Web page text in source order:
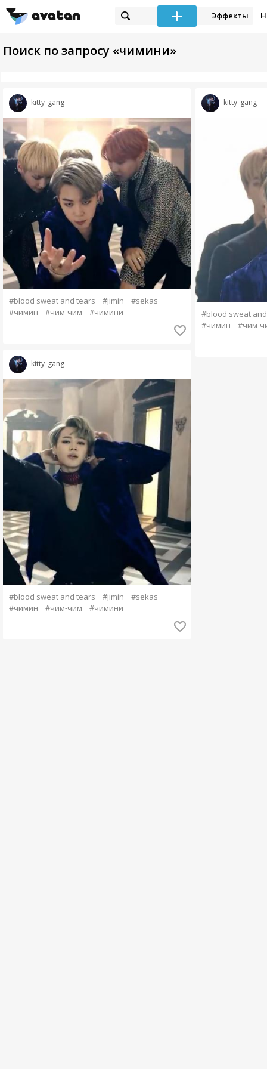
Эффекты
Поиск по запросу «чимини»
kitty_gang
#blood sweat and tears #jimin
#sekas
#чимин
#чим-чим #чимини
kitty_gang
#blood sweat and tears #jimin
#sekas
#чимин
#чим-чим #чимини
kitty_gang
#blood sweat
#чимин
#чим-